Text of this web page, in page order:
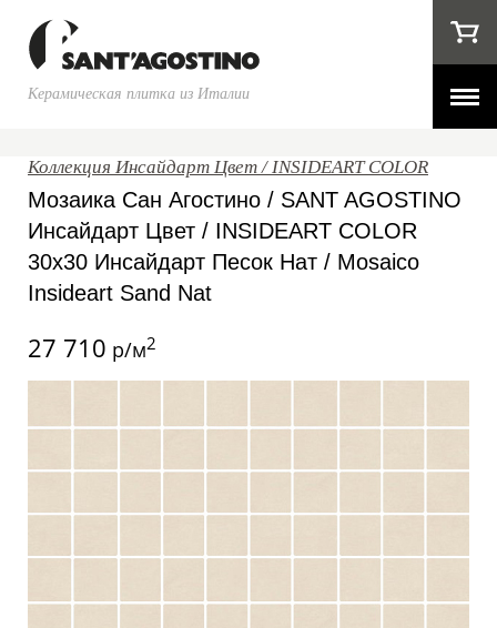
Керамическая плитка из Италии
Коллекция Инсайдарт Цвет / INSIDEART COLOR
Мозаика Сан Агостино / SANT AGOSTINO
Инсайдарт Цвет / INSIDEART COLOR
30x30 Инсайдарт Песок Нат / Mosaico
Insideart Sand Nat
27 710 р/м2